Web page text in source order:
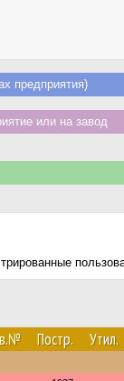
предприятия)
или на завод
Постр. Утил.